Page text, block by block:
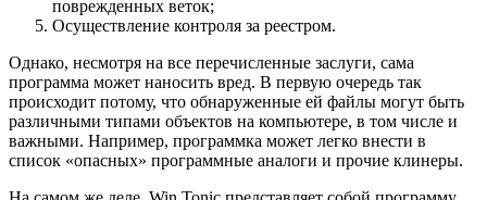
поврежденных веток;
Осуществление контроля за реестром.
Однако, несмотря на все перечисленные заслуги, сама
программа может наносить вред. В первую очередь так
происходит потому, что обнаруженные ей файлы могут быть
различными типами объектов на компьютере, в том числе и
важными. Например, программка может легко внести в
список «опасных» программные аналоги и прочие клинеры.